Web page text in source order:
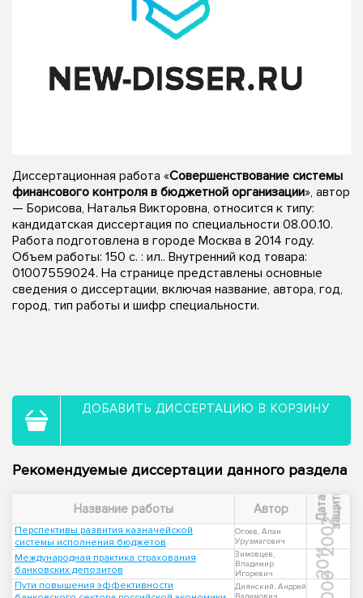
Диссертационная работа «Совершенствование системы
финансового контроля в бюджетной организации», автор
— Борисова, Наталья Викторовна, относится к типу:
кандидатская диссертация по специальности 08.00.10.
Работа подготовлена в городе Москва в 2014 году.
Объем работы: 150 с. : ил.. Внутренний код товара:
01007559024. На странице представлены основные
сведения о диссертации, включая название, автора, год,
город, тип работы и шифр специальности.
ДОБАВИТЬ ДИССЕРТАЦИЮ В КОРЗИНУ
Рекомендуемые диссертации данного раздела
Название работы Автор Д
а
т
а
з
а
щ
и
ты
Перспективы развития казначейской
системы исполнения бюджетов
Огоев, Алан
Урузмагович
2002
Международная практика страхования
банковских депозитов
Зимовцев,
Владимир
Игоревич
2011
Пути повышения эффективности
Диянский, Андрей